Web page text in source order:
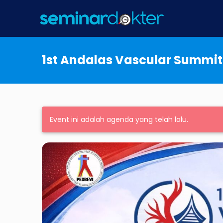
1st Andalas Vascular Summit
Event ini adalah agenda yang telah lalu.